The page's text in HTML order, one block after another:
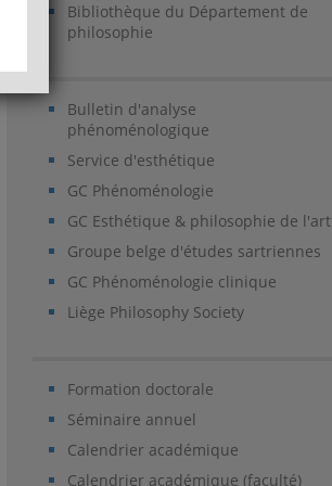
Bibliothèque du Département de
philosophie
Bulletin d'analyse
phénoménologique
Service d'esthétique
GC Phénoménologie
GC Esthétique & philosophie de l'art
Groupe belge d'études sartriennes
GC Phénoménologie clinique
Liège Philosophy Society
Formation doctorale
Séminaire annuel
Calendrier académique
Calendrier académique (faculté)